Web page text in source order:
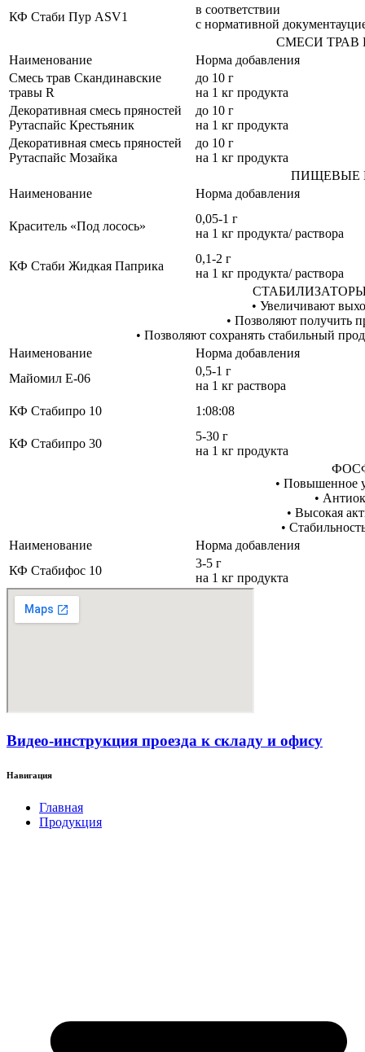
КФ Стаби Пур ASV1
в соответствии
с нормативной
СМЕСИ ТРАВ
Наименование
Норма добавления
Смесь трав Скандинавские
травы R
до 10 г
на 1 кг продукта
Декоративная смесь пряностей
Рутаспайс Крестьяник
до 10 г
на 1 кг продукта
Декоративная смесь пряностей
Рутаспайс Мозайка
до 10 г
на 1 кг продукта
ПИЩЕВЫЕ
Наименование
Норма добавления
Краситель «Под лосось»
0,05-1 г
на 1 кг продукта/ раствора
КФ Стаби Жидкая Паприка
0,1-2 г
на 1 кг продукта/ раствора
• Увеличивают
• Позволяют получить
• Позволяют сохранять стабильный
Наименование
Норма добавления
Майомил Е-06
0,5-1 г
на 1 кг раствора
КФ Стабипро 10
1:08:08
КФ Стабипро 30
5-30 г
на 1 кг продукта
• Повышенное
•
• Высокая
•
Наименование
Норма добавления
КФ Стабифос 10
3-5 г
на 1 кг продукта
Видео-инструкция проезда к складу и офису
Навигация
Главная
Продукция